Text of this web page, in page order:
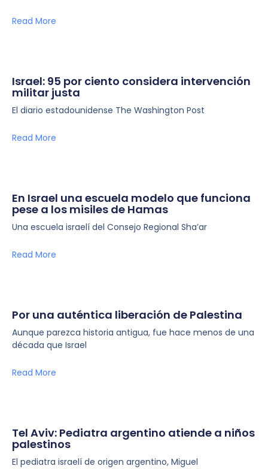
Read More
Israel: 95 por ciento considera intervención
militar justa
El diario estadounidense The Washington Post
Read More
En Israel una escuela modelo que funciona
pese a los misiles de Hamas
Una escuela israelí del Consejo Regional Sha’ar
Read More
Por una auténtica liberación de Palestina
Aunque parezca historia antigua, fue hace menos de una
década que Israel
Read More
Tel Aviv: Pediatra argentino atiende a niños
palestinos
El pediatra israelí de origen argentino, Miguel